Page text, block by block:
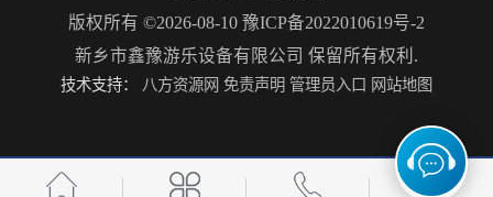
版权所有 ©2026-08-10 豫ICP备2022010619号-2
新乡市鑫豫游乐设备有限公司 保留所有权利.
技术支持： 八方资源网 免责声明 管理员入口 网站地图